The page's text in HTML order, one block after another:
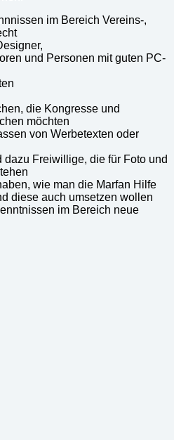
im Bereich Vereins-,
und Personen mit guten PC-
die Kongresse und
möchten
von Werbetexten oder
dazu Freiwillige, die für Foto und
wie man die Marfan Hilfe
diese auch umsetzen wollen
im Bereich neue